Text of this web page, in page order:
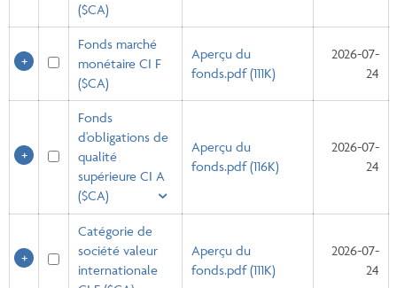
($CA)
Fonds marché
monétaire CI F
($CA)
Aperçu du
fonds.pdf (111K)
2026-07-
24
Fonds
d'obligations de
qualité
supérieure CI A
($CA)
Aperçu du
fonds.pdf (116K)
2026-07-
24
Catégorie de
société valeur
internationale
Aperçu du
fonds.pdf (111K)
2026-07-
24